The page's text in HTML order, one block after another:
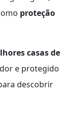
proteção
casas de
e protegido
descobrir